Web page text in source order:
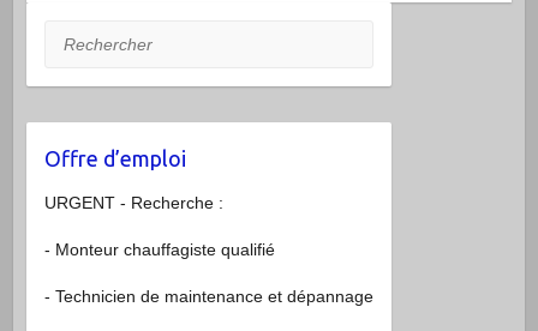
Rechercher
Offre d’emploi
URGENT - Recherche :
- Monteur chauffagiste qualifié
- Technicien de maintenance et dépannage